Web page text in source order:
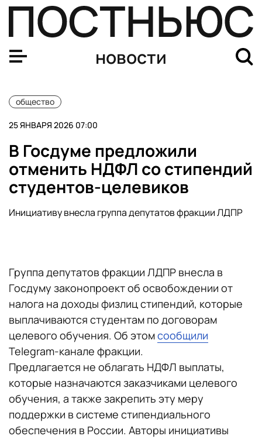
новости
общество
25 ЯНВАРЯ 2026 07:00
В Госдуме предложили
отменить НДФЛ со стипендий
студентов-целевиков
Инициативу внесла группа депутатов фракции ЛДПР
Группа депутатов фракции ЛДПР внесла в
Госдуму законопроект об освобождении от
налога на доходы физлиц стипендий, которые
выплачиваются студентам по договорам
целевого обучения. Об этомсообщили
Telegram-канале фракции.
Предлагается не облагать НДФЛ выплаты,
которые назначаются заказчиками целевого
обучения, а также закрепить эту меру
поддержки в системе стипендиального
обеспечения в России. Авторы инициативы
МВД предупредило о вымогательствах с угрозами ИИ-